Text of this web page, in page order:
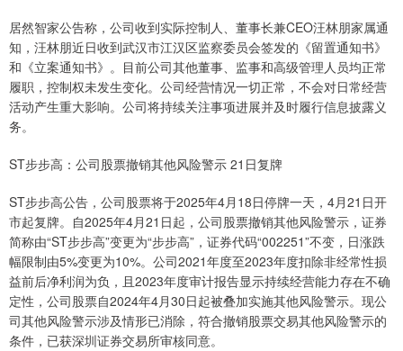
居然智家公告称，公司收到实际控制人、董事长兼CEO汪林朋家属通
知，汪林朋近日收到武汉市江汉区监察委员会签发的《留置通知书》
和《立案通知书》。目前公司其他董事、监事和高级管理人员均正常
履职，控制权未发生变化。公司经营情况一切正常，不会对日常经营
活动产生重大影响。公司将持续关注事项进展并及时履行信息披露义
务。
ST步步高：公司股票撤销其他风险警示 21日复牌
ST步步高公告，公司股票将于2025年4月18日停牌一天，4月21日开
市起复牌。自2025年4月21日起，公司股票撤销其他风险警示，证券
简称由“ST步步高”变更为“步步高”，证券代码“002251”不变，日涨跌
幅限制由5%变更为10%。公司2021年度至2023年度扣除非经常性损
益前后净利润为负，且2023年度审计报告显示持续经营能力存在不确
定性，公司股票自2024年4月30日起被叠加实施其他风险警示。现公
司其他风险警示涉及情形已消除，符合撤销股票交易其他风险警示的
条件，已获深圳证券交易所审核同意。